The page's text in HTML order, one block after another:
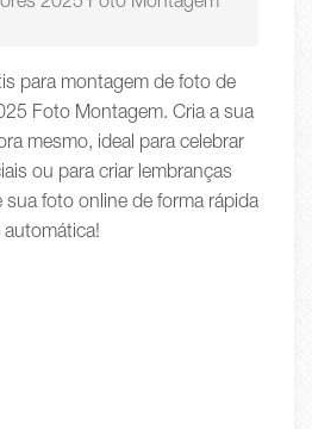
para montagem de foto de
Foto Montagem. Cria a sua
mesmo, ideal para celebrar
ou para criar lembranças
sua foto online de forma rápida
automática!